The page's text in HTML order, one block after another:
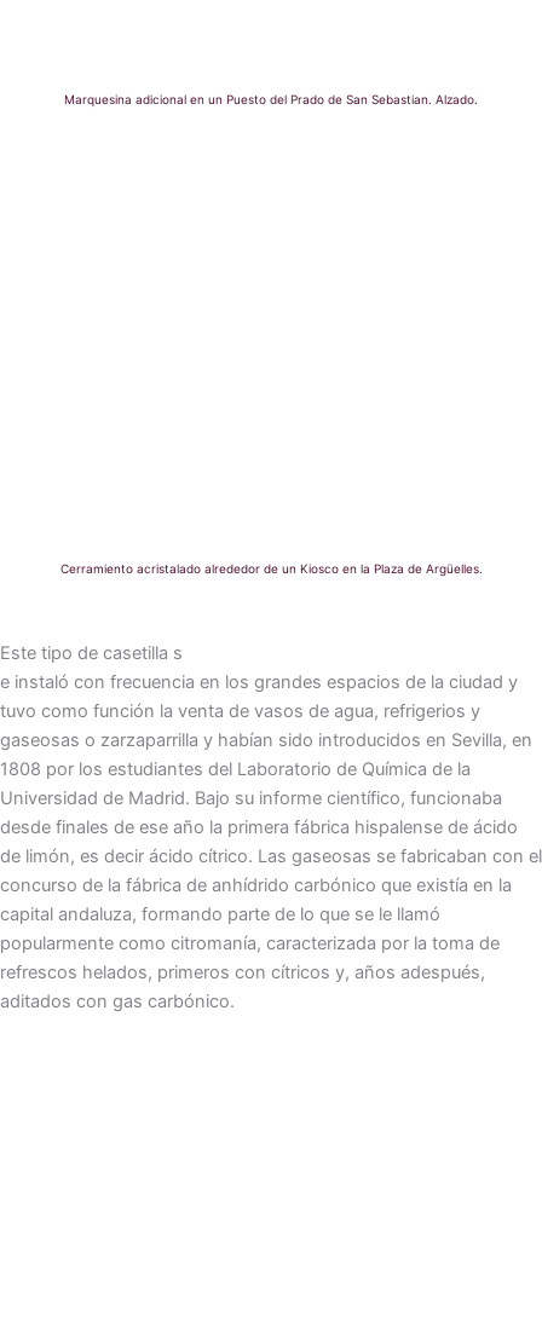
Marquesina adicional en un Puesto del Prado de San Sebastian. Alzado.
Cerramiento acristalado alrededor de un Kiosco en la Plaza de Argüelles.
Este tipo de casetilla s
e instaló con frecuencia en los grandes espacios de la ciudad y
tuvo como función la venta de vasos de agua, refrigerios y
gaseosas o zarzaparrilla y habían sido introducidos en Sevilla, en
1808 por los estudiantes del Laboratorio de Química de la
Universidad de Madrid. Bajo su informe científico, funcionaba
desde finales de ese año la primera fábrica hispalense de ácido
de limón, es decir ácido cítrico. Las gaseosas se fabricaban con el
concurso de la fábrica de anhídrido carbónico que existía en la
capital andaluza, formando parte de lo que se le llamó
popularmente como citromanía, caracterizada por la toma de
refrescos helados, primeros con cítricos y, años adespués,
aditados con gas carbónico.